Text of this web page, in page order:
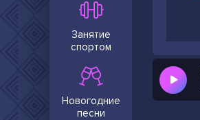
Занятие
спортом
Новогодние
песни